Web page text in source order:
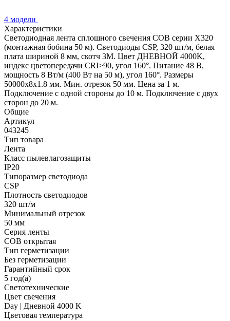
4 модели
Характеристики
Светодиодная лента сплошного свечения COB серии X320
(монтажная бобина 50 м). Светодиоды CSP, 320 шт/м, белая
плата шириной 8 мм, скотч 3M. Цвет ДНЕВНОЙ 4000K,
индекс цветопередачи CRI>90, угол 160°. Питание 48 В,
мощность 8 Вт/м (400 Вт на 50 м), угол 160°. Размеры
50000х8х1.8 мм. Мин. отрезок 50 мм. Цена за 1 м.
Подключение с одной стороны до 10 м. Подключение с двух
сторон до 20 м.
Общие
Артикул
043245
Тип товара
Лента
Класс пылевлагозащиты
IP20
Типоразмер светодиода
CSP
Плотность светодиодов
320 шт/м
Минимальный отрезок
50 мм
Серия ленты
COB открытая
Тип герметизации
Без герметизации
Гарантийный срок
5 год(а)
Светотехнические
Цвет свечения
Day | Дневной 4000 K
Цветовая температура